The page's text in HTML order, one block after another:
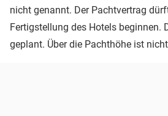
nicht genannt. Der Pachtvertrag
Fertigstellung des Hotels beginnen.
geplant. Über die Pachthöhe ist